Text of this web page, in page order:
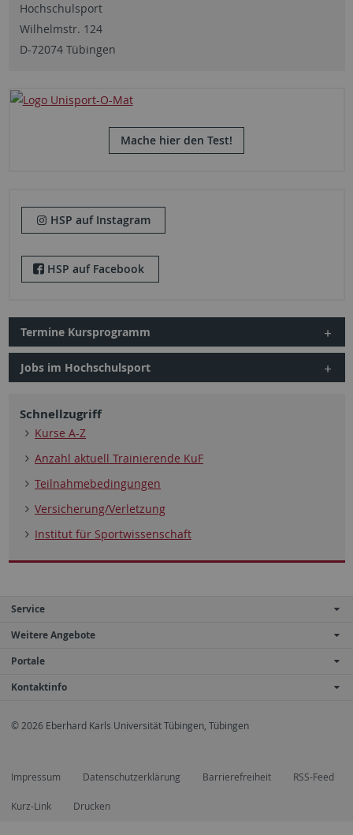
Hochschulsport
Wilhelmstr. 124
D-72074 Tübingen
Mache hier den Test!
HSP auf Instagram
HSP auf Facebook
Termine Kursprogramm
Jobs im Hochschulsport
Schnellzugriff
Kurse A-Z
Anzahl aktuell Trainierende KuF
Teilnahmebedingungen
Versicherung/Verletzung
Institut für Sportwissenschaft
Service
Weitere Angebote
Portale
Kontaktinfo
© 2026 Eberhard Karls Universität Tübingen, Tübingen
Impressum Datenschutzerklärung Barrierefreiheit RSS-Feed
Kurz-Link Drucken